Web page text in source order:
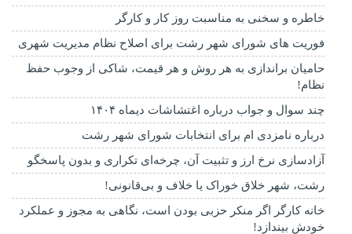
خاطره و سخنی به مناسبت روز کار و کارگر
فوریت های شورای شهر رشت برای اصلاح نظام مدیریت شهری
حامیان براندازی به هر روش و هر قیمت، شاکی از وجوب حفظ
نظام!
چند سوال و جواب درباره اغتشاشات دیماه ۱۴۰۴
درباره نامزدی ام برای انتخابات شورای شهر رشت
آزادسازی نرخ ارز و تثبیت آن، چرخه‌ای تکراری و بدون پاسخگو
رشت، شهر خلاق خوراک یا خلاف و بی‌قانونی!
خانه کارگر اگر منکر حزبی بودن است، نگاهی به مجوز و عملکرد
خودش بیندازد!